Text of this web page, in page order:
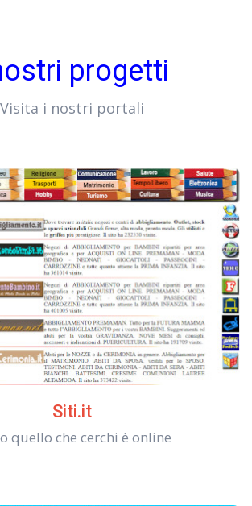
progetti
Visita i nostri portali
Siti.it
quello che cerchi è online